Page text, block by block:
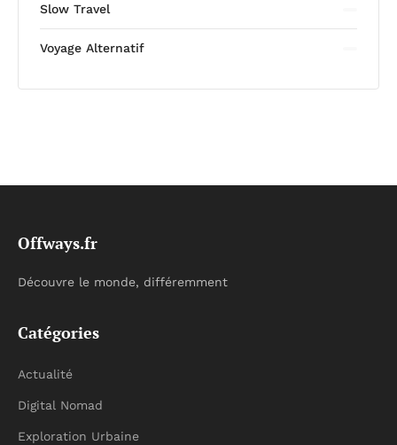
Slow Travel
Voyage Alternatif
Offways.fr
Découvre le monde, différemment
Catégories
Actualité
Digital Nomad
Exploration Urbaine